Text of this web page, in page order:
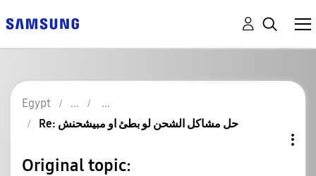
Egypt
Re: حل مشاكل الشحن لو بطئ او مبيشحنش
Original topic: